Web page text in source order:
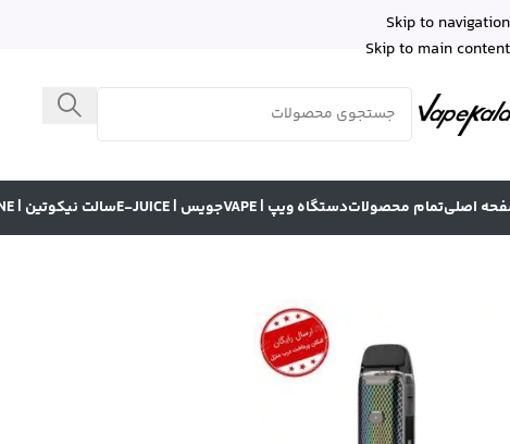
Skip to navigation
Skip to main content
اصلیتمام محصولاتدستگاه ویپ | VAPE جویس | E-JUICE سالت نیکوتین | SALT NICOTINE